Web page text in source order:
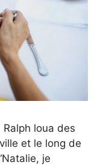
loua des
et le long de
je